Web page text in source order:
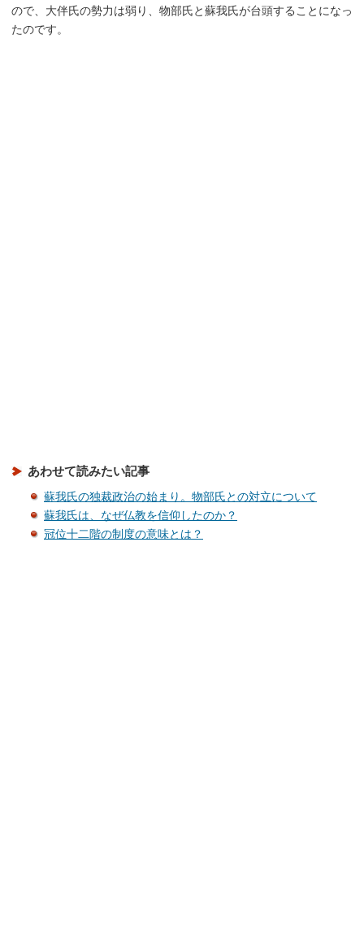
ので、大伴氏の勢力は弱り、物部氏と蘇我氏が台頭することになっ
たのです。
あわせて読みたい記事
蘇我氏の独裁政治の始まり。物部氏との対立について
蘇我氏は、なぜ仏教を信仰したのか？
冠位十二階の制度の意味とは？